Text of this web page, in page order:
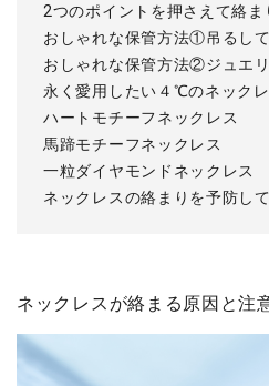
2つのポイントを押さえて絡ま
おしゃれな保管方法①吊るし
おしゃれな保管方法②ジュエ
永く愛用したい４℃のネック
ハートモチーフネックレス
馬蹄モチーフネックレス
一粒ダイヤモンドネックレス
ネックレスの絡まりを予防し
ネックレスが絡まる原因と注